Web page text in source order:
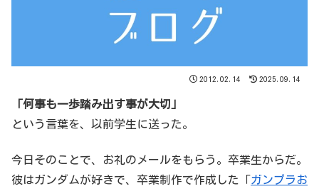
2012.02.14 2025.09.14
「何事も一歩踏み出す事が大切」
という言葉を、以前学生に送った。
今日そのことで、お礼のメールをもらう。卒業生からだ。
彼はガンダムが好きで、卒業制作で作成した「ガンプラお